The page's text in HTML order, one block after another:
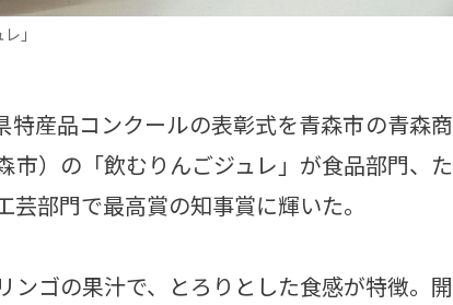
」
産品コンクールの表彰式を青森市の青森商
）の「飲むりんごジュレ」が食品部門、た
部門で最高賞の知事賞に輝いた。
ゴの果汁で、とろりとした食感が特徴。開